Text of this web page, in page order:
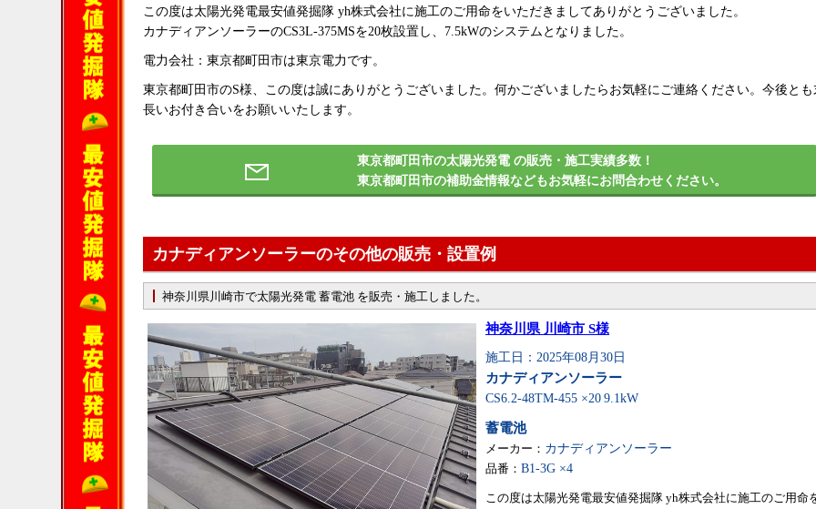
この度は太陽光発電最安値発掘隊 yh株式会社に施工のご用命をいただきましてありがとうございました。
カナディアンソーラーのCS3L-375MSを20枚設置し、7.5kWのシステムとなりました。
電力会社：東京都町田市は東京電力です。
東京都町田市のS様、この度は誠にありがとうございました。何かございましたらお気軽にご連絡ください。今後とも
長いお付き合いをお願いいたします。
東京都町田市の太陽光発電 の販売・施工実績多数！
東京都町田市の補助金情報などもお気軽にお問合わせください。
カナディアンソーラーのその他の販売・設置例
神奈川県川崎市で太陽光発電 蓄電池 を販売・施工しました。
神奈川県 川崎市 S様
施工日：2025年08月30日
カナディアンソーラー
CS6.2-48TM-455 ×20 9.1kW
蓄電池
メーカー： カナディアンソーラー
品番： B1-3G ×4
この度は太陽光発電最安値発掘隊 yh株式会社に施工のご用命